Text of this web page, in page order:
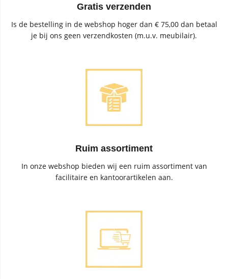
Gratis verzenden
Is de bestelling in de webshop hoger dan € 75,00 dan betaal
je bij ons geen verzendkosten (m.u.v. meubilair).
Ruim assortiment
In onze webshop bieden wij een ruim assortiment van
facilitaire en kantoorartikelen aan.